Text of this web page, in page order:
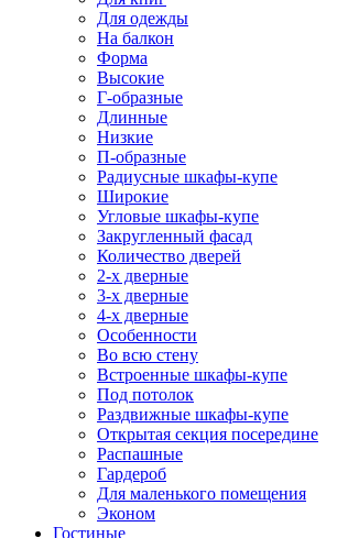
Для одежды
На балкон
Форма
Высокие
Г-образные
Длинные
Низкие
П-образные
Радиусные шкафы-купе
Широкие
Угловые шкафы-купе
Закругленный фасад
Количество дверей
2-х дверные
3-х дверные
4-х дверные
Особенности
Во всю стену
Встроенные шкафы-купе
Под потолок
Раздвижные шкафы-купе
Открытая секция посередине
Распашные
Гардероб
Для маленького помещения
Эконом
Гостиные